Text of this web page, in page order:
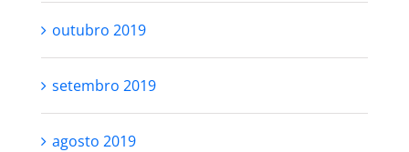
outubro 2019
setembro 2019
agosto 2019